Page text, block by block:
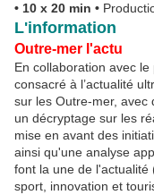
• 10 x 20 min •
L'information
Outre-mer l'actu
En collaboration avec
consacré à l’actualité
sur les Outre-mer, avec
un décryptage sur les
mise en avant des
ainsi qu'une analyse
font la une de l'actualité
sport, innovation et